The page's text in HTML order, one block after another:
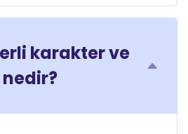
karakter ve